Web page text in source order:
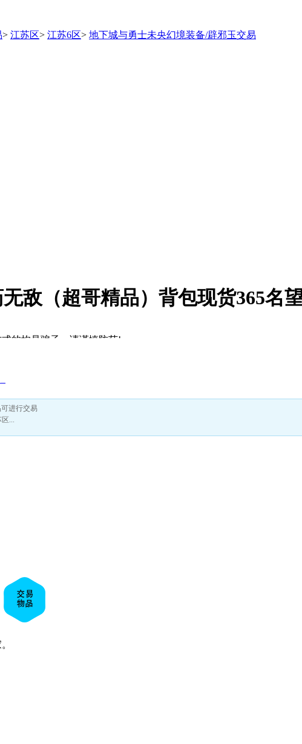
> 江苏区> 江苏6区> 地下城与勇士未央幻境装备/辟邪玉交易
敌（超哥精品）背包现货365名
的均是骗子，请谨慎防范!
的帐号信息！
进行交易
...